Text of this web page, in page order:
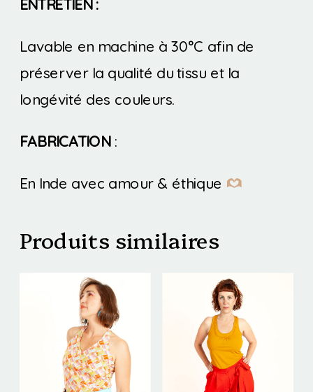
ENTRETIEN :
Lavable en machine à 30°C afin de
préserver la qualité du tissu et la
longévité des couleurs.
FABRICATION:
En Inde avec amour & éthique
Produits similaires